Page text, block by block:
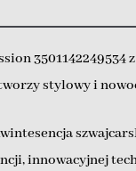
stylowy i
innowacyjnej